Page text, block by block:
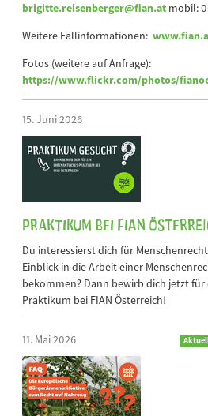
brigitte.reisenberger@fian.at mobil:
Weitere Fallinformationen:
Fotos (weitere auf Anfrage):
https://www.flickr.com/photos/
15. Juni 2026
Praktikum bei FIAN
Du interessierst dich für
Einblick in die Arbeit einer
bekommen? Dann bewirb dich jetzt
Praktikum bei FIAN Österreich!
11. Mai 2026